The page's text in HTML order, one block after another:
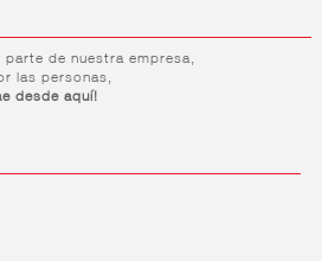
de nuestra empresa,
las personas,
desde aquí!